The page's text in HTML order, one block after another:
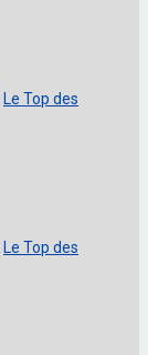
Le Top des
Le Top des